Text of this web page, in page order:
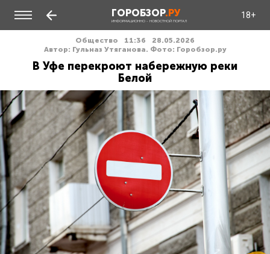
ГОРОБЗОР.РУ
ИНФОРМАЦИОННО - НОВОСТНОЙ ПОРТАЛ
18+
Общество 11:36
28.05.2026
Автор: Гульназ Утяганова. Фото: Горобзор.ру
В Уфе перекроют набережную реки
Белой